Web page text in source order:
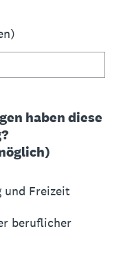
haben diese
und Freizeit
beruflicher